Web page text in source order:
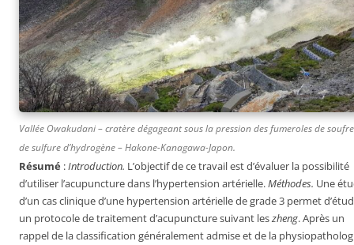
Vallée Owakudani – cratère dégageant sous la pression des fumeroles de
de sulfure d’hydrogène – Hakone-Kanagawa-Japon.
Résumé :Introduction. L’objectif de ce travail est d’évaluer la possibilité
d’utiliser l’acupuncture dans l’hypertension artérielle.Méthodes. Une
d’un cas clinique d’une hypertension artérielle de grade 3 permet
un protocole de traitement d’acupuncture suivant leszheng. Après un
rappel de la classification généralement admise et de la